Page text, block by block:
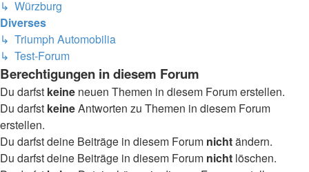
↳ Würzburg
Diverses
↳ Triumph Automobilia
↳ Test-Forum
Berechtigungen in diesem Forum
Du darfst keine neuen Themen in diesem Forum erstellen.
Du darfst keineAntworten zu Themen in diesem Forum
erstellen.
Du darfst deine Beiträge in diesem Forum nichtändern.
Du darfst deine Beiträge in diesem Forum nicht löschen.